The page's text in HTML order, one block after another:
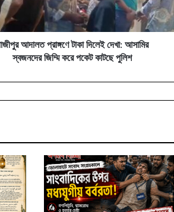
আদালত প্রাঙ্গণে টাকা দিলেই দেখা: আসামির
স্বজনদের জিম্মি করে পকেট কাটছে পুলিশ